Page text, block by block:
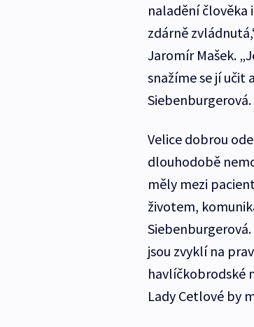
naladění člověka
zdárně
Jaromír Mašek.
snažíme se jí učit
Siebenburgerová.
Velice dobrou
dlouhodobě
měly mezi
životem,
jsou zvyklí na
havlíčkobrodské
Lady Cetlové by